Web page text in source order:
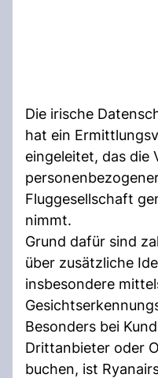
Die irische
hat ein
eingeleitet, das die
Fluggesellschaft
nimmt.
Grund dafür sind
über zusätzliche
insbesondere
Besonders bei
Drittanbieter oder
buchen, ist